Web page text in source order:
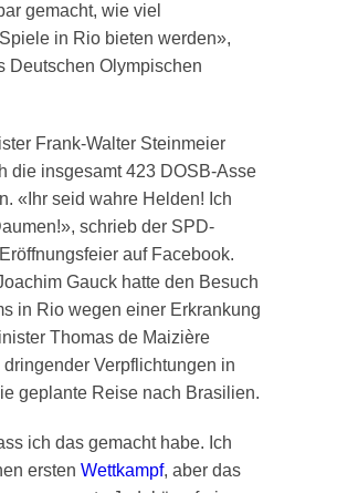
gemacht, wie viel
in Rio bieten werden»,
Deutschen Olympischen
Frank-Walter Steinmeier
die insgesamt 423 DOSB-Asse
«Ihr seid wahre Helden! Ich
schrieb der SPD-
auf Facebook.
Gauck hatte den Besuch
in Rio wegen einer Erkrankung
Thomas de Maizière
Verpflichtungen in
geplante Reise nach Brasilien.
ich das gemacht habe. Ich
ersten Wettkampf, aber das